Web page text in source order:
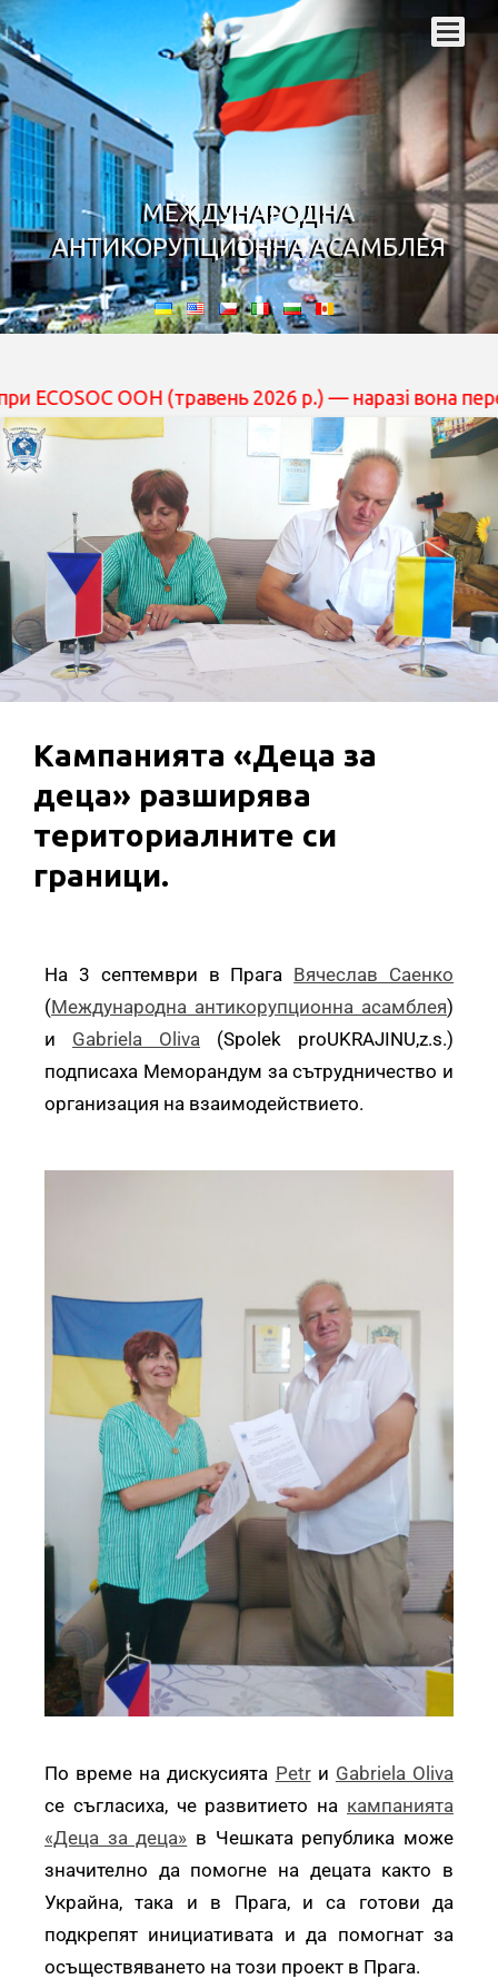
МЕЖДУНАРОДНА
АНТИКОРУПЦИОННА АСАМБЛЕЯ
ООН (травень 2026 р.) — наразі вона
Кампанията «Деца за
деца» разширява
териториалните си
граници.
На 3 септември в Прага Вячеслав Саенко
(Международна антикорупционна асамблея)
и Gabriela Oliva (Spolek proUKRAJINU,z.s.)
подписаха Меморандум за сътрудничество и
организация на взаимодействието.
По време на дискусията Petrи Gabriela Oliva
се съгласиха, че развитието на кампанията
«Деца за деца» в Чешката република може
значително да помогне на децата както в
Украйна, така и в Прага, и са готови да
подкрепят инициативата и да помогнат за
осъществяването на този проект в Прага.